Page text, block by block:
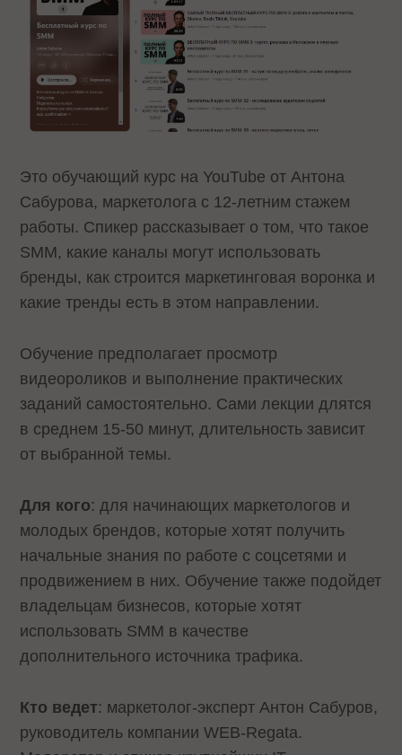
Это обучающий курс на YouTube от Антона
Сабурова, маркетолога с 12-летним стажем
работы. Спикер рассказывает о том, что такое
SMM, какие каналы могут использовать
бренды, как строится маркетинговая воронка и
какие тренды есть в этом направлении.
Обучение предполагает просмотр
видеороликов и выполнение практических
заданий самостоятельно. Сами лекции длятся
в среднем 15-50 минут, длительность зависит
от выбранной темы.
Для кого: для начинающих маркетологов и
молодых брендов, которые хотят получить
начальные знания по работе с соцсетями и
продвижением в них. Обучение также подойдет
владельцам бизнесов, которые хотят
использовать SMM в качестве
дополнительного источника трафика.
Кто ведет: маркетолог-эксперт Антон Сабуров,
руководитель компании WEB-Regata.